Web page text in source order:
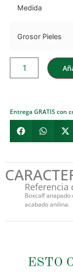
Medida
Grosor Pieles
Entrega GRATIS con
Referencia
Boxcalf
acabado anilina.
ESTO